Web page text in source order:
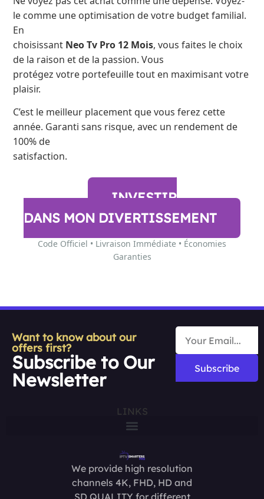
le comme une optimisation de votre budget familial.
En
choisissant Neo Tv Pro 12 Mois, vous faites le choix
de la raison et de la passion. Vous
protégez votre portefeuille tout en maximisant votre
plaisir.
C’est le meilleur placement que vous ferez cette
année. Garanti sans risque, avec un rendement de
100% de
satisfaction.
INVESTIR
DANS MON DIVERTISSEMENT
Code Officiel • Livraison Immédiate • Économies
Garanties
Want to know about our
offers first?
Subscribe to Our
Newsletter
Subscribe
LINKS
We provide high resolution
channels 4K, FHD, HD and